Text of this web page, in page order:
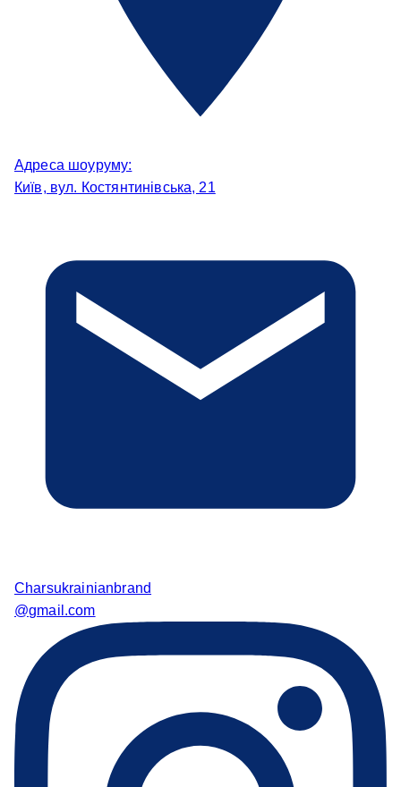
Адреса шоуруму:
Київ, вул. Костянтинівська, 21
Charsukrainianbrand
@gmail.com